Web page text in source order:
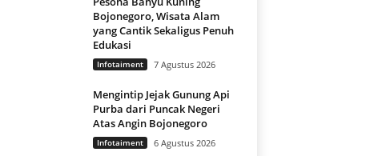
Bojonegoro, Wisata Alam
yang Cantik Sekaligus Penuh
Edukasi
Infotaiment 7 Agustus 2026
Mengintip Jejak Gunung Api
Purba dari Puncak Negeri
Atas Angin Bojonegoro
Infotaiment 6 Agustus 2026